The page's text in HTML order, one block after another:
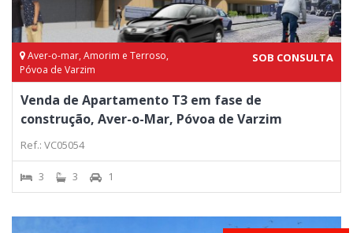
Aver-o-mar, Amorim e Terroso,
Póvoa de Varzim
SOB CONSULTA
Venda de Apartamento T3 em fase de
construção, Aver-o-Mar, Póvoa de Varzim
Ref.: VC05054
3 3 1